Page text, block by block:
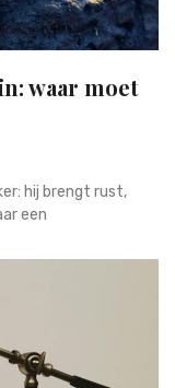
waar moet
hij brengt rust,
een